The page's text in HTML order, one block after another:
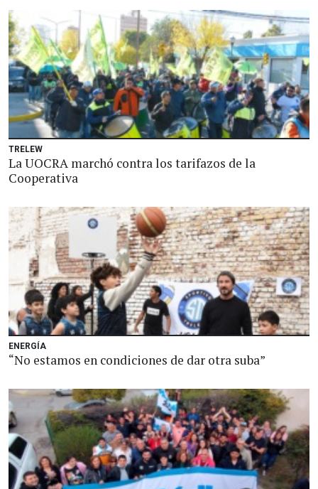
TRELEW
La UOCRA marchó contra los tarifazos de la
Cooperativa
ENERGÍA
“No estamos en condiciones de dar otra suba”